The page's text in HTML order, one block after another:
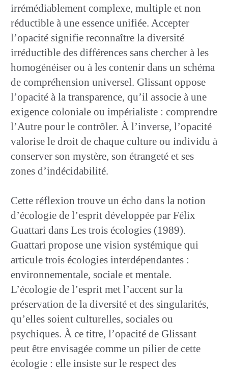
irrémédiablement complexe, multiple et non
réductible à une essence unifiée. Accepter
l’opacité signifie reconnaître la diversité
irréductible des différences sans chercher à les
homogénéiser ou à les contenir dans un schéma
de compréhension universel. Glissant oppose
l’opacité à la transparence, qu’il associe à une
exigence coloniale ou impérialiste : comprendre
l’Autre pour le contrôler. À l’inverse, l’opacité
valorise le droit de chaque culture ou individu à
conserver son mystère, son étrangeté et ses
zones d’indécidabilité.
Cette réflexion trouve un écho dans la notion
d’écologie de l’esprit développée par Félix
Guattari dans Les trois écologies (1989).
Guattari propose une vision systémique qui
articule trois écologies interdépendantes :
environnementale, sociale et mentale.
L’écologie de l’esprit met l’accent sur la
préservation de la diversité et des singularités,
qu’elles soient culturelles, sociales ou
psychiques. À ce titre, l’opacité de Glissant
peut être envisagée comme un pilier de cette
écologie : elle insiste sur le respect des